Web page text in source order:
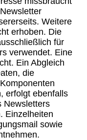
Weitere
erhoben. Die
für
verwendet. Eine
Ein Abgleich
die
erfolgt ebenfalls
Newsletters
Einzelheiten
sowie